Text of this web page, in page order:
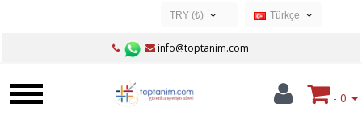
Türkçe
TRY (₺)
TRY (₺)
info@toptanim.com
- 0